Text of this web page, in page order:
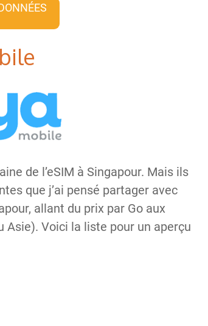
de l’eSIM à Singapour. Mais ils
que j’ai pensé partager avec
allant du prix par Go aux
Asie). Voici la liste pour un aperçu